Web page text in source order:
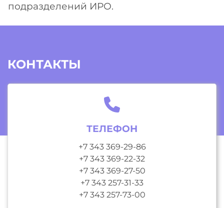
подразделений ИРО.
КОНТАКТЫ
ТЕЛЕФОН
+7 343 369-29-86
+7 343 369-22-32
+7 343 369-27-50
+7 343 257-31-33
+7 343 257-73-00